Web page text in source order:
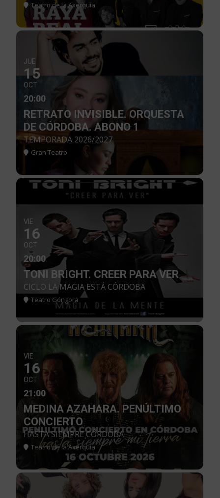
Teatro de la Axerquía
JUE
15
OCT
20:00
RETRATO INVISIBLE. ORQUESTA
DE CÓRDOBA. ABONO 1
TEMPORADA 2026/2027
Gran Teatro
VIE
16
OCT
20:00
TONI BRIGHT. CREER PARA VER
CICLO LA MAGIA ESTÁ CÓRDOBA
Teatro Góngora
VIE
16
OCT
21:00
MEDINA AZAHARA. PENÚLTIMO
CONCIERTO
HASTA SIEMPRE CÓRDOBA
Teatro de la Axerquía